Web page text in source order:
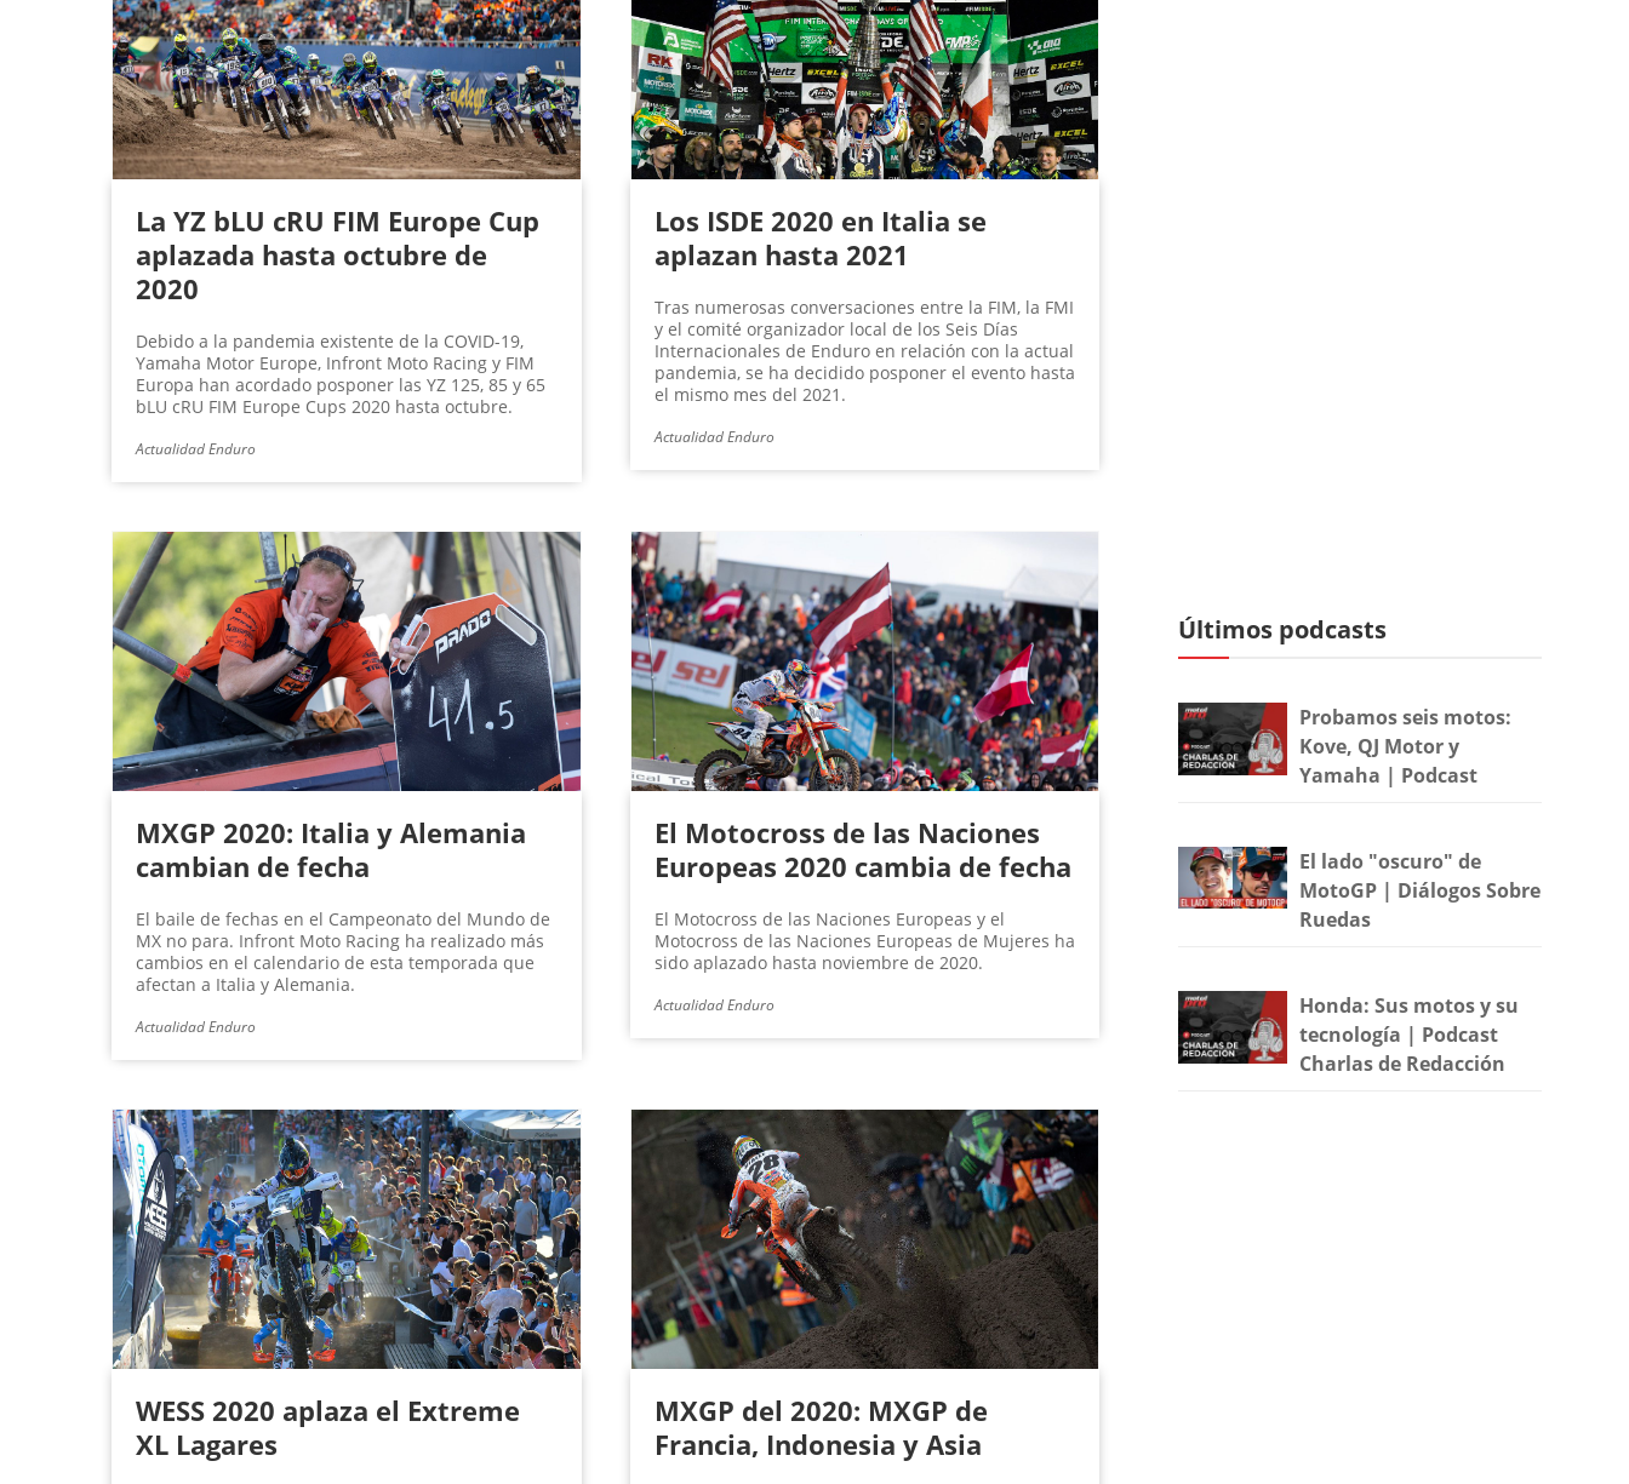
La YZ bLU cRU FIM Europe Cup
aplazada hasta octubre de
2020
Debido a la pandemia existente de la COVID-19,
Yamaha Motor Europe, Infront Moto Racing y FIM
Europa han acordado posponer las YZ 125, 85 y 65
bLU cRU FIM Europe Cups 2020 hasta octubre.
Actualidad Enduro
Los ISDE 2020 en Italia se
aplazan hasta 2021
Tras numerosas conversaciones entre la FIM, la FMI
y el comité organizador local de los Seis Días
Internacionales de Enduro en relación con la actual
pandemia, se ha decidido posponer el evento hasta
el mismo mes del 2021.
Actualidad Enduro
MXGP 2020: Italia y Alemania
cambian de fecha
El baile de fechas en el Campeonato del Mundo de
MX no para. Infront Moto Racing ha realizado más
cambios en el calendario de esta temporada que
afectan a Italia y Alemania.
Actualidad Enduro
El Motocross de las Naciones
Europeas 2020 cambia de fecha
El Motocross de las Naciones Europeas y el
Motocross de las Naciones Europeas de Mujeres ha
sido aplazado hasta noviembre de 2020.
Actualidad Enduro
WESS 2020 aplaza el Extreme
XL Lagares
MXGP del 2020: MXGP de
Francia, Indonesia y Asia
Últimos podcasts
Probamos seis motos:
Kove, QJ Motor y
Yamaha | Podcast
El lado "oscuro" de
MotoGP | Diálogos Sobre
Ruedas
Honda: Sus motos y su
tecnología | Podcast
Charlas de Redacción